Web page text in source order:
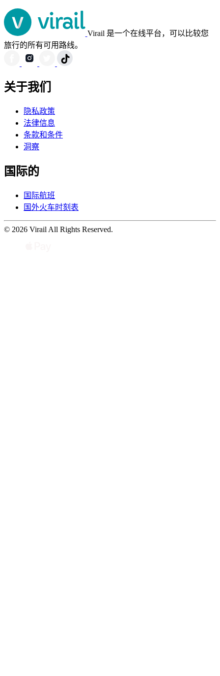
Virail 是一个在线平台，可以比较您
旅行的所有可用路线。
关于我们
隐私政策
法律信息
条款和条件
洞察
国际的
国际航班
国外火车时刻表
© 2026 Virail All Rights Reserved.